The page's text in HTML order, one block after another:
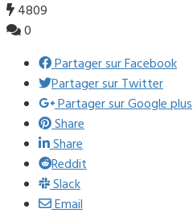
4809
0
Partager sur Facebook
Partager sur Twitter
Partager sur Google plus
Share
Share
Reddit
Slack
Email